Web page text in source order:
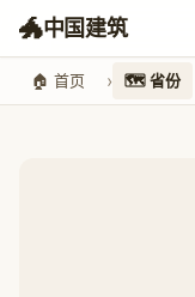
🐲中国建筑
🏠 首页 🗺️ 省份